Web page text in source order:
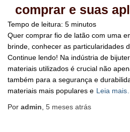
comprar e suas
Tempo de leitura: 5 minutos
Quer comprar fio de latão com uma
brinde, conhecer as particularidades
Continue lendo! Na indústria de
materiais utilizados é crucial não
também para a segurança e
materiais mais populares e Leia mais…
Por admin 5 meses atrás